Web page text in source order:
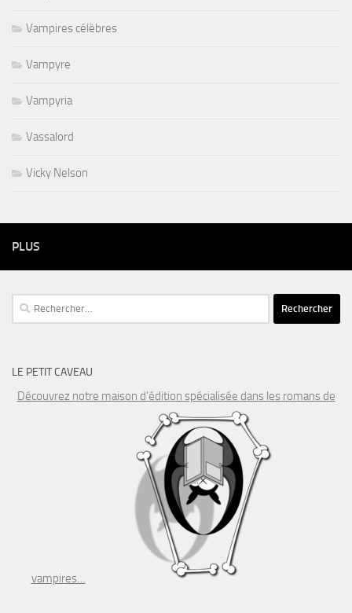
Vampires célèbres
Vampyre
Vampyria
Vassalord
Vicky Nelson
PLUS
Rechercher :
LE PETIT CAVEAU
Découvrez notre maison d’édition spécialisée dans les romans de
vampires…